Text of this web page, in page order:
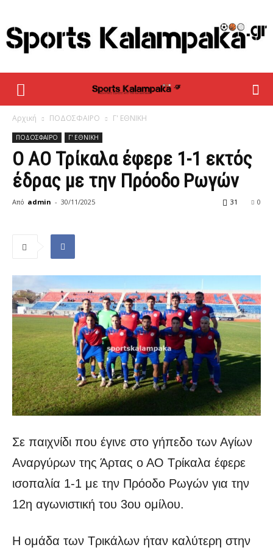
sportskalampaka
Αρχική ΠΟΔΟΣΦΑΙΡΟ Γ' ΕΘΝΙΚΗ
ΠΟΔΟΣΦΑΙΡΟ Γ' ΕΘΝΙΚΗ
Ο ΑΟ Τρίκαλα έφερε 1-1 εκτός
έδρας με την Πρόοδο Ρωγών
Από admin - 30/11/2025 0
31
Σε παιχνίδι που έγινε στο γήπεδο των Αγίων
Αναργύρων της Άρτας ο ΑΟ Τρίκαλα έφερε
ισοπαλία 1-1 με την Πρόοδο Ρωγών για την
12η αγωνιστική του 3ου ομίλου.
Η ομάδα των Τρικάλων ήταν καλύτερη στην